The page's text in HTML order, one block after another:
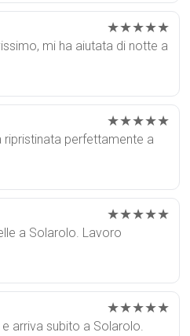
★★★★★
mi ha aiutata di notte a
★★★★★
ripristinata perfettamente a
★★★★★
a Solarolo. Lavoro
★★★★★
arriva subito a Solarolo.